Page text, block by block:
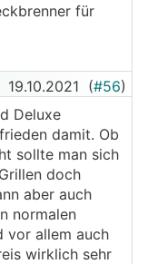
für
19.10.2021 (#56)
Deluxe
damit. Ob
sollte man sich
doch
aber auch
normalen
vor allem auch
wirklich sehr